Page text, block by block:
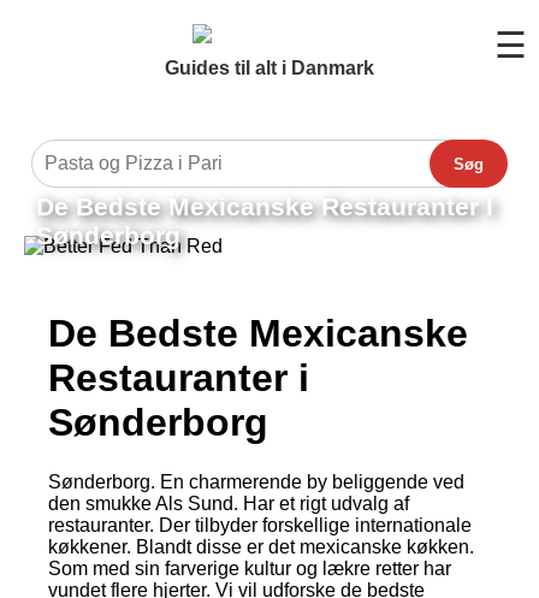
Guides til alt i Danmark
☰
Søg
De Bedste Mexicanske Restauranter I
Sønderborg
De Bedste Mexicanske
Restauranter i
Sønderborg
Sønderborg. En charmerende by beliggende ved
den smukke Als Sund. Har et rigt udvalg af
restauranter. Der tilbyder forskellige internationale
køkkener. Blandt disse er det mexicanske køkken.
Som med sin farverige kultur og lækre retter har
vundet flere hjerter. Vi vil udforske de bedste